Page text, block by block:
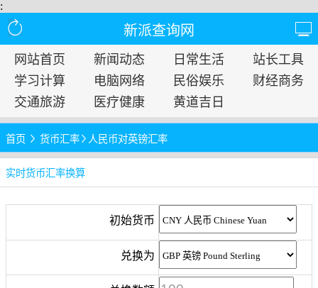
:
新派查询网
网站首页 新闻动态 日常生活
站长工具
学习计算
电脑网络 民俗娱乐
财经商务
交通旅游
医疗健康 黄道吉日
首页 货币汇率 人民币对英镑汇率
实时货币汇率换算
初始货币
兑换为